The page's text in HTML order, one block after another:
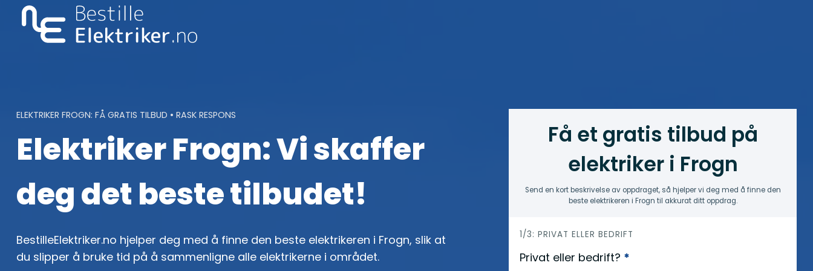
content
ELEKTRIKER FROGN: FÅ GRATIS TILBUD • RASK RESPONS
Elektriker Frogn: Vi skaffer
deg det beste tilbudet!
BestilleElektriker.no hjelper deg med å finne den beste elektrikeren i Frogn, slik at
du slipper å bruke tid på å sammenligne alle elektrikerne i området.
Få et gratis tilbud på
elektriker i Frogn
Send en kort beskrivelse av oppdraget, så hjelper vi deg med å finne den
beste elektrikeren i Frogn til akkurat ditt oppdrag.
h
e
1/3: PRIVAT ELLER BEDRIFT
Privat eller bedrift? *